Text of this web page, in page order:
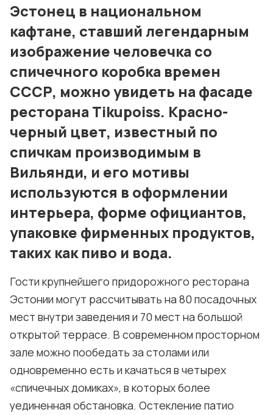
Блог
Контакты
Лучшие АЗС мира
Мнения
Видео
Подписка
Условия использования материалов
Политика конфиденциальности и cookie
Эстонец в национальном
кафтане, ставший легендарным
изображение человечка со
спичечного коробка времен
СССР, можно увидеть на фасаде
ресторана Tikupoiss. Красно-
черный цвет, известный по
спичкам производимым в
Вильянди, и его мотивы
используются в оформлении
интерьера, форме официантов,
упаковке фирменных продуктов,
таких как пиво и вода.
Гости крупнейшего придорожного ресторана
Эстонии могут рассчитывать на 80 посадочных
мест внутри заведения и 70 мест на большой
открытой террасе. В современном просторном
зале можно пообедать за столами или
одновременно есть и качаться в четырех
«спичечных домиках», в которых более
уединенная обстановка. Остекление патио